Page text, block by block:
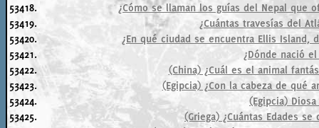
53418.
¿Cómo se llaman los guías del Nepal que
53419.
¿Cuántas travesías del
53420.
¿En qué ciudad se encuentra Ellis Island,
53421.
¿Dónde nació
53422.
(China) ¿Cuál es el animal
53423.
(Egipcia) ¿Con la cabeza de qué
53424.
(Egipcia)
53425.
(Griega) ¿Cuántas Edades